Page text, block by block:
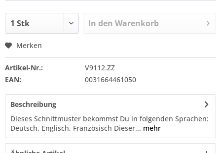
In den Warenkorb
Merken
Artikel-Nr.:
V9112.ZZ
EAN:
0031664461050
Beschreibung
Dieses Schnittmuster bekommst Du in folgenden Sprachen:
Deutsch, Englisch, Französisch Dieser... mehr